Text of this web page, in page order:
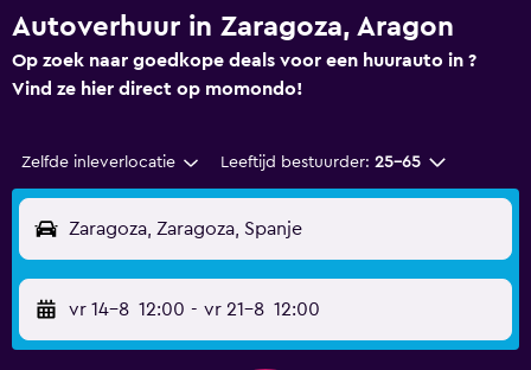
Autoverhuur in Zaragoza, Aragon
Op zoek naar goedkope deals voor een huurauto in ?
Vind ze hier direct op momondo!
Zelfde inleverlocatie Leeftijd bestuurder: 25-65
Zaragoza, Zaragoza, Spanje
vr 14-8 12:00 - vr 21-8 12:00